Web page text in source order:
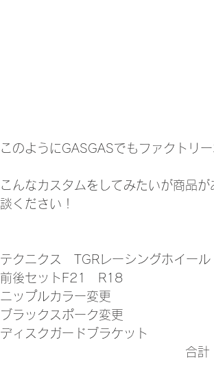
このようにGASGASでもファクトリ
こんなカスタムをしてみたいが商品
談ください！
テクニクス　TGRレーシングホイール
前後セットF21　R18　　　　　　
ニップルカラー変更　　　　　　　
ブラックスポーク変更　　　　　　
ディスクガードブラケット　　　　
合計